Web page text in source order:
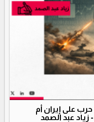
حرب على إيران أم
عبد الصمد